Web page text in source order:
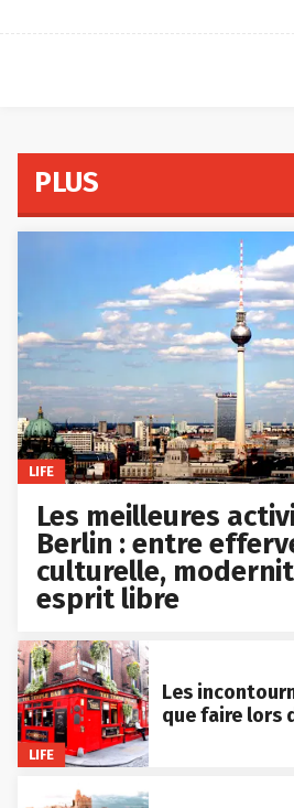
PLUS
LIFE
Les meilleures
Berlin : entre
culturelle,
esprit libre
LIFE
Les
que faire lors